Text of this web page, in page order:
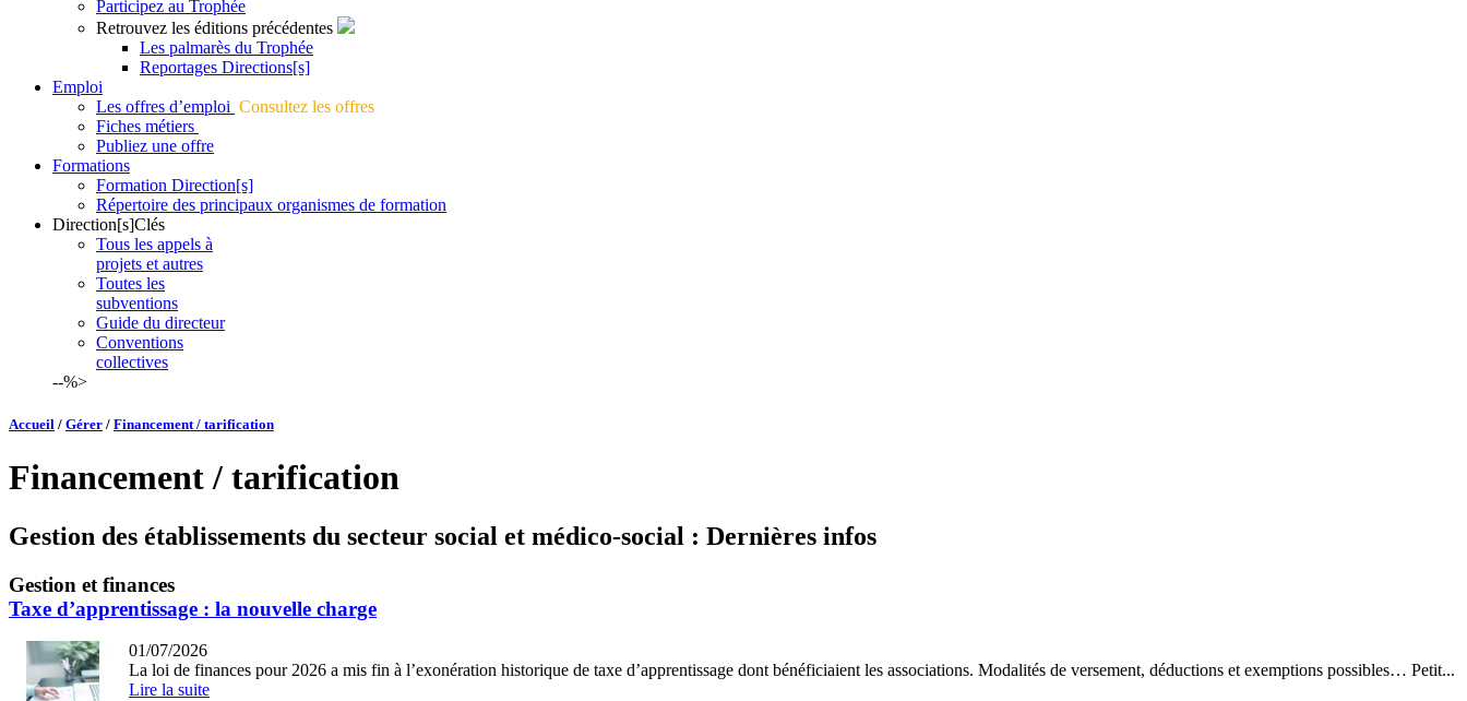
Participez au Trophée
Retrouvez les éditions précédentes
Les palmarès du Trophée
Reportages Directions[s]
Emploi
Les offres d’emploi Consultez les offres
Fiches métiers
Publiez une offre
Formations
Formation Direction[s]
Répertoire des principaux organismes de formation
Direction[s]Clés
Tous les appels à
projets et autres
Toutes les
subventions
Guide du directeur
Conventions
collectives
--%>
Accueil / Gérer / Financement / tarification
Financement / tarification
Gestion des établissements du secteur social et médico-social : Dernières infos
Gestion et finances
Taxe d’apprentissage : la nouvelle charge
01/07/2026
La loi de finances pour 2026 a mis fin à l’exonération historique de taxe d’apprentissage dont bénéficiaient les associations. Modalités de versement, déductions et exemptions possibles… Petit...
Lire la suite